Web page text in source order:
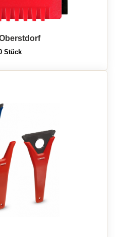
Stück